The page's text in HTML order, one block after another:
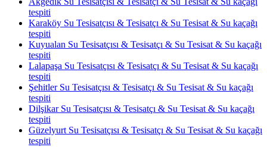
tespiti
Karaköy Su Tesisatçısı & Tesisatçı & Su Tesisat & Su kaçağı
tespiti
Kuyualan Su Tesisatçısı & Tesisatçı & Su Tesisat & Su kaçağı
tespiti
Lalapaşa Su Tesisatçısı & Tesisatçı & Su Tesisat & Su kaçağı
tespiti
Şehitler Su Tesisatçısı & Tesisatçı & Su Tesisat & Su kaçağı
tespiti
Dilşikar Su Tesisatçısı & Tesisatçı & Su Tesisat & Su kaçağı
tespiti
Güzelyurt Su Tesisatçısı & Tesisatçı & Su Tesisat & Su kaçağı
tespiti